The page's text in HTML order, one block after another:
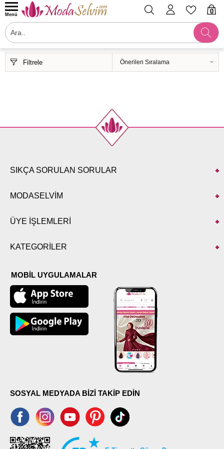
0
Menü
Filtrele
SIKÇA SORULAN SORULAR
MODASELVİM
ÜYE İŞLEMLERİ
KATEGORİLER
MOBİL UYGULAMALAR
SOSYAL MEDYADA BİZİ TAKİP EDİN